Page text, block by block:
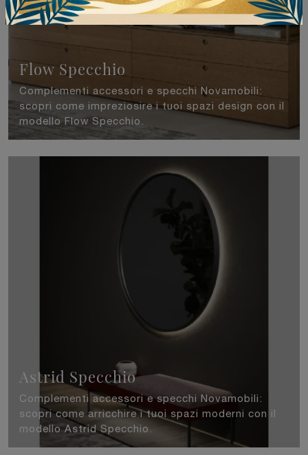
Flow Specchio
Complementi accessori e specchi Novamobili:
scopri come impreziosire i tuoi spazi design con il
modello Flow Specchio.
Astrid Specchio
Complementi accessori e specchi Novamobili:
scopri come arricchire i tuoi spazi moderni con il
modello Astrid Specchio.